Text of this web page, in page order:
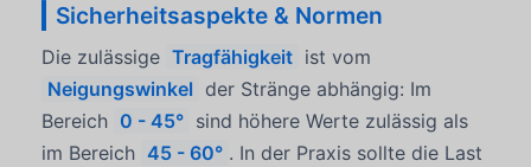
Sicherheitsaspekte & Normen
Die zulässige Tragfähigkeit ist vom
Neigungswinkel der Stränge abhängig: Im
Bereich 0 - 45° sind höhere Werte zulässig als
im Bereich 45 - 60° . In der Praxis sollte die Last